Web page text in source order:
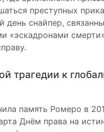
преступных
день снайпер,
«эскадронами
трагедии к
память Ромеро в
Днём права на